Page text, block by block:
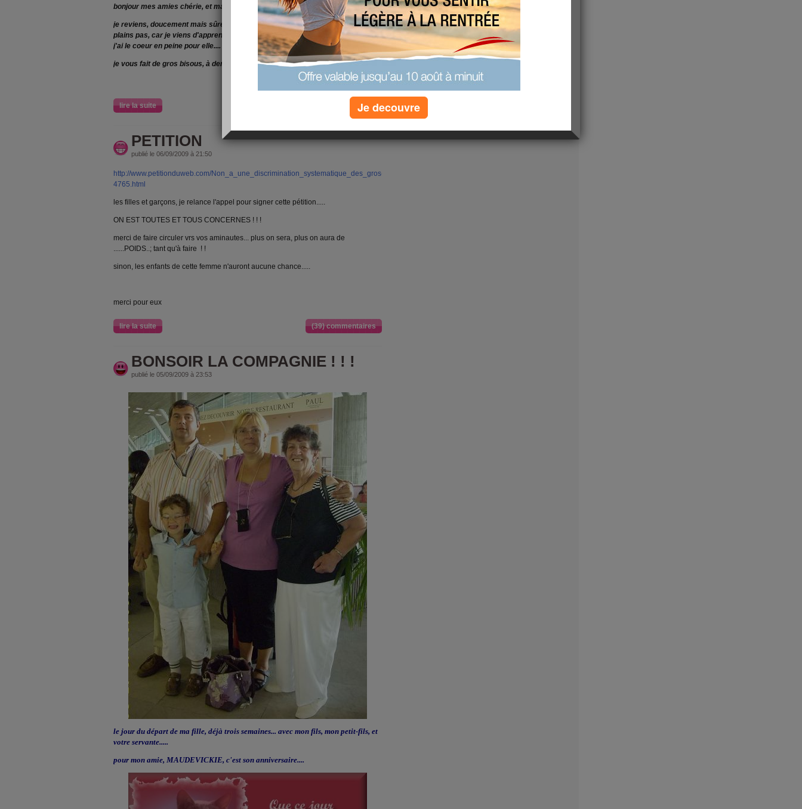
bonjour mes amies chérie, et martin
je reviens, doucement mais sûrement....c'est pas encore le top, mais je ne me
plains pas, car je viens d'apprendre pour le mari de notre amie Mauricette.....et
j'ai le coeur en peine pour elle....
je vous fait de gros bisous, à demain
lire la suite (29) commentaires
PETITION
publié le 06/09/2009 à 21:50
http://www.petitionduweb.com/Non_a_une_discrimination_systematique_des_gros-
4765.html
les filles et garçons, je relance l'appel pour signer cette pétition.....
ON EST TOUTES ET TOUS CONCERNES ! ! !
merci de faire circuler vrs vos aminautes... plus on sera, plus on aura de
......POIDS..; tant qu'à faire ! !
sinon, les enfants de cette femme n'auront aucune chance.....
merci pour eux
lire la suite (39) commentaires
BONSOIR LA COMPAGNIE ! ! !
publié le 05/09/2009 à 23:53
le jour du départ de ma fille, déjà trois semaines... avec mon fils, mon petit-fils, et
votre servante.....
pour mon amie, MAUDEVICKIE, c'est son anniversaire....
Je decouvre